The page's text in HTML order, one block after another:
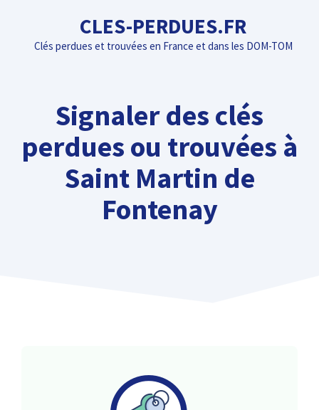
contenu
CLES-PERDUES.FR
Clés perdues et trouvées en France et dans les DOM-TOM
Signaler des clés
perdues ou trouvées à
Saint Martin de
Fontenay